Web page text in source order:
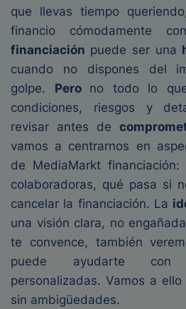
que llevas tiempo
financio cómodamente
financiación puede ser una
cuando no dispones del
golpe. Pero no todo lo
condiciones, riesgos y
revisar antes de
vamos a centrarnos en
de MediaMarkt
colaboradoras, qué pasa si
cancelar la financiación. La
una visión clara, no
te convence, también
puede ayudarte con
personalizadas. Vamos a ello
sin ambigüedades.